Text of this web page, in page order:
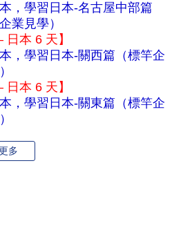
，學習日本-名古屋中部篇
業見學）
日本 6 天】
，學習日本-關西篇（標竿企
日本 6 天】
，學習日本-關東篇（標竿企
多